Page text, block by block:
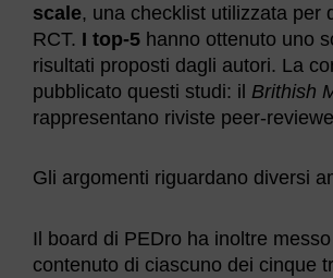
scale, una checklist utilizzata per
RCT. I top-5 hanno ottenuto uno
risultati proposti dagli autori. La
pubblicato questi studi: il Brithish
rappresentano riviste peer-
Gli argomenti riguardano diversi
Il board di PEDro ha inoltre
contenuto di ciascuno dei cinque